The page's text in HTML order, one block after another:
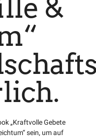
&
„Kraftvolle Gebete
sein, um auf